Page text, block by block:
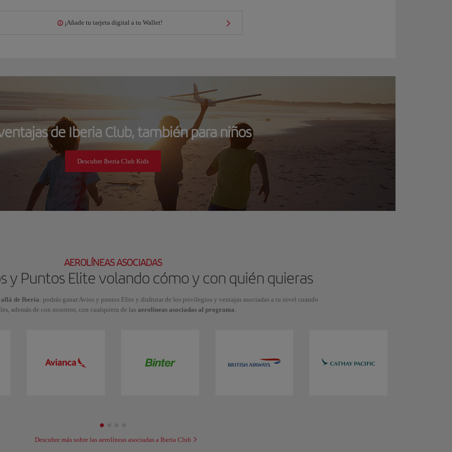
¡Añade tu tarjeta digital a tu Wallet!
de Iberia Club, también para niños
Descubre Iberia Club Kids
AEROLÍNEAS ASOCIADAS
y Puntos Elite volando cómo y con quién quieras
allá de Iberia: podrás ganar Avios y puntos Elite y disfrutar de los privilegios y ventajas asociadas a tu nivel cuando
además de con nosotros, con cualquiera de las aerolíneas asociadas al programa.
Descubre más sobre las aerolíneas asociadas a Iberia Club